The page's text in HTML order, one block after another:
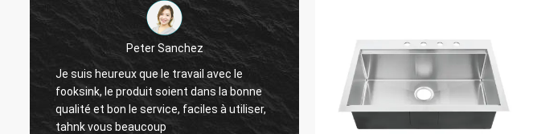
Peter Sanchez
Je suis heureux que le travail avec le
fooksink, le produit soient dans la bonne
qualité et bon le service, faciles à utiliser,
tahnk vous beaucoup
Gilder de Michelle
Il est grand. Nous l'aimons. Les coins ne
sont pas trop pointus ainsi il est facile de
nettoyer. Les supports peuvent être une
douleur à nettoyer mais combinaison que